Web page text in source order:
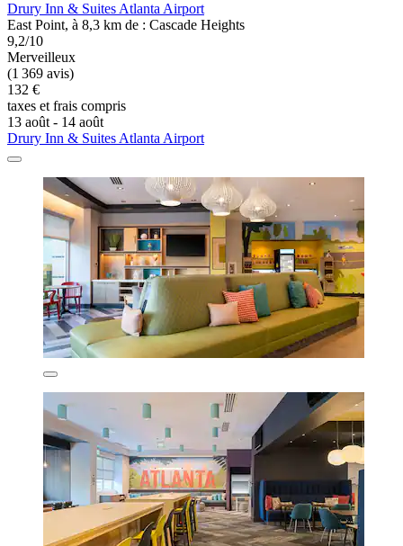
Drury Inn & Suites Atlanta Airport
East Point, à 8,3 km de : Cascade Heights
9,2/10
Merveilleux
(1 369 avis)
132 €
taxes et frais compris
13 août - 14 août
Drury Inn & Suites Atlanta Airport